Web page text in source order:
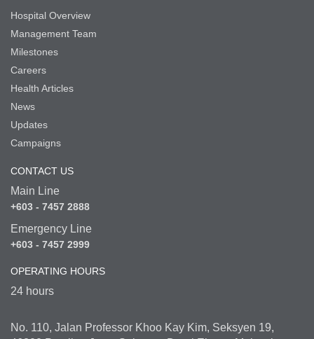
Hospital Overview
Management Team
Milestones
Careers
Health Articles
News
Updates
Campaigns
CONTACT US
Main Line
+603 - 7457 2888
Emergency Line
+603 - 7457 2999
OPERATING HOURS
24 hours
No. 110, Jalan Professor Khoo Kay Kim, Seksyen 19,